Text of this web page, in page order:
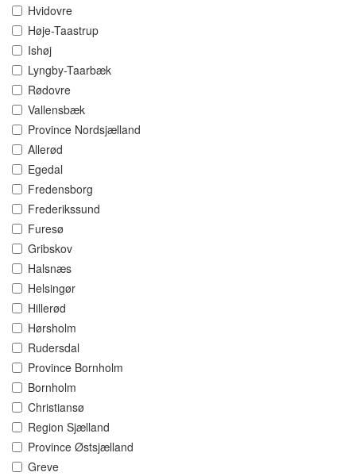
Hvidovre
Høje-Taastrup
Ishøj
Lyngby-Taarbæk
Rødovre
Vallensbæk
Province Nordsjælland
Allerød
Egedal
Fredensborg
Frederikssund
Furesø
Gribskov
Halsnæs
Helsingør
Hillerød
Hørsholm
Rudersdal
Province Bornholm
Bornholm
Christiansø
Region Sjælland
Province Østsjælland
Greve